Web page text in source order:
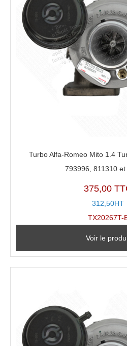
Turbo Alfa-Romeo Mito 1.4
793996, 811310 et
375,00
312,50HT
TX20267T-
Voir le